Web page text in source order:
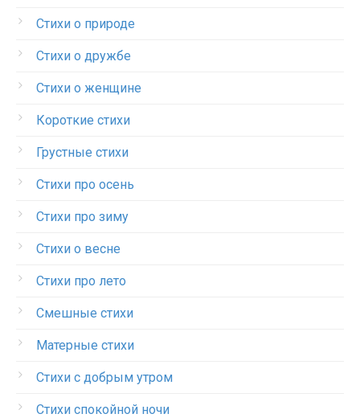
Стихи о природе
Стихи о дружбе
Стихи о женщине
Короткие стихи
Грустные стихи
Стихи про осень
Стихи про зиму
Стихи о весне
Стихи про лето
Смешные стихи
Матерные стихи
Стихи с добрым утром
Стихи спокойной ночи